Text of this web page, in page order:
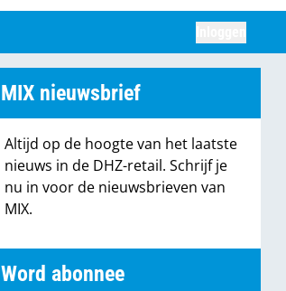
MIX nieuwsbrief
Altijd op de hoogte van het laatste
nieuws in de DHZ-retail. Schrijf je
nu in voor de nieuwsbrieven van
MIX.
Word abonnee